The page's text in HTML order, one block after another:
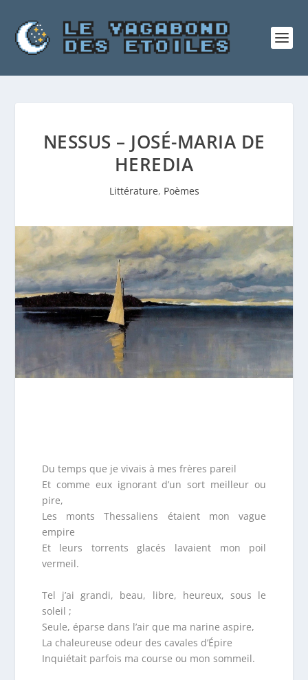
NESSUS – JOSÉ-MARIA DE
HEREDIA
Littérature, Poèmes
Du temps que je vivais à mes frères pareil
Et comme eux ignorant d’un sort meilleur ou
pire,
Les monts Thessaliens étaient mon vague
empire
Et leurs torrents glacés lavaient mon poil
vermeil.
Tel j’ai grandi, beau, libre, heureux, sous le
soleil ;
Seule, éparse dans l’air que ma narine aspire,
La chaleureuse odeur des cavales d’Épire
Inquiétait parfois ma course ou mon sommeil.